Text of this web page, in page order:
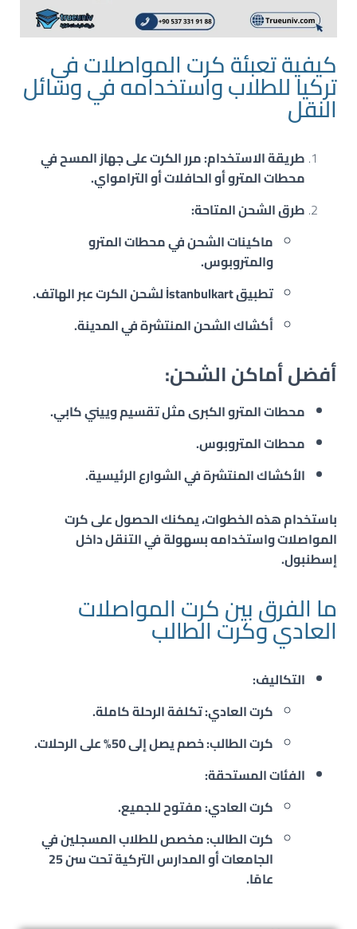
كيفية تعبئة كرت المواصلات في
تركيا للطلاب واستخدامه في وسائل
النقل
طريقة الاستخدام: مرر الكرت على جهاز المسح في
محطات المترو أو الحافلات أو الترامواي.
طرق الشحن المتاحة:
ماكينات الشحنفي محطات المترو
والمتروبوس.
تطبيق İstanbulkart
لشحن الكرت عبر الهاتف.
أكشاك الشحنالمنتشرة في المدينة.
أفضل أماكن الشحن:
محطات المترو الكبرىمثل تقسيم وييني كابي.
محطات المتروبوس.
الأكشاكالمنتشرة في الشوارع الرئيسية.
باستخدام هذه الخطوات، يمكنك الحصول على كرت
المواصلات واستخدامه بسهولة في التنقل داخل
إسطنبول.
ما الفرق بين كرت المواصلات
العادي وكرت الطالب
التكاليف:
كرت العادي: تكلفة الرحلة كاملة.
كرت الطالب: خصم يصل إلى 50% على الرحلات.
الفئات المستحقة:
كرت العادي: مفتوح للجميع.
كرت الطالب: مخصص للطلاب المسجلين في
الجامعات أو المدارس التركية تحت سن 25
عامًا.